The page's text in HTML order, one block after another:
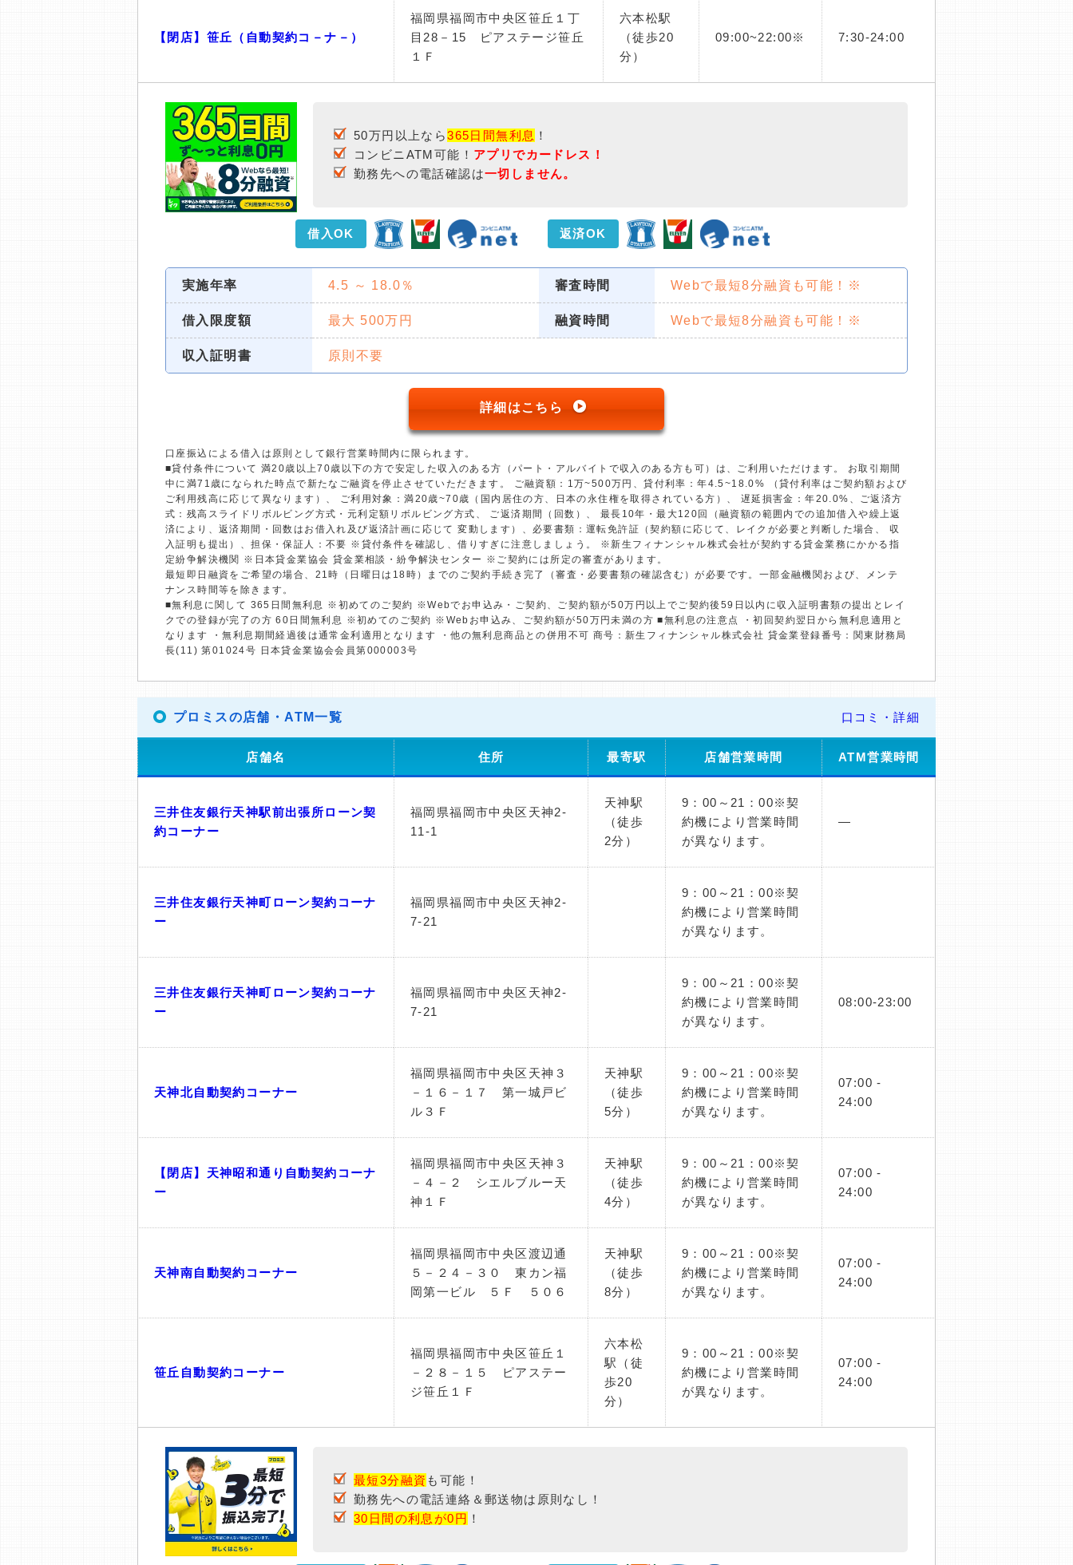
【閉店】笹丘（自動契約コ－ナ－）
福岡県福岡市中央区笹丘１丁
目28－15 ピアステージ笹丘
１Ｆ
六本松駅
（徒歩20
分）
09:00~22:00※ 7:30-24:00
50万円以上なら365日間無利息 ！
コンビニATM可能！ アプリでカードレス！
勤務先への電話確認は一切しません。
借入OK 返済OK
実施年率 4.5 ～ 18.0％ 審査時間 Webで最短8分融資も可能！※
借入限度額 最大 500万円 融資時間 Webで最短8分融資も可能！※
収入証明書 原則不要
詳細はこちら
口座振込による借入は原則として銀行営業時間内に限られます。
■貸付条件について 満20歳以上70歳以下の方で安定した収入のある方（パート・アルバイトで収入のある方も可）は、ご利用いただけます。 お取引期間
中に満71歳になられた時点で新たなご融資を停止させていただきます。 ご融資額：1万~500万円、貸付利率：年4.5~18.0% （貸付利率はご契約額および
ご利用残高に応じて異なります）、 ご利用対象：満20歳~70歳（国内居住の方、日本の永住権を取得されている方）、 遅延損害金：年20.0%、ご返済方
式：残高スライドリボルビング方式・元利定額リボルビング方式、 ご返済期間（回数）、 最長10年・最大120回（融資額の範囲内での追加借入や繰上返
済により、返済期間・回数はお借入れ及び返済計画に応じて 変動します）、必要書類：運転免許証（契約額に応じて、レイクが必要と判断した場合、 収
入証明も提出）、担保・保証人：不要 ※貸付条件を確認し、借りすぎに注意しましょう。 ※新生フィナンシャル株式会社が契約する貸金業務にかかる指
定紛争解決機関 ※日本貸金業協会 貸金業相談・紛争解決センター ※ご契約には所定の審査があります。
最短即日融資をご希望の場合、21時（日曜日は18時）までのご契約手続き完了（審査・必要書類の確認含む）が必要です。一部金融機関および、メンテ
ナンス時間等を除きます。
■無利息に関して 365日間無利息 ※初めてのご契約 ※Webでお申込み・ご契約、ご契約額が50万円以上でご契約後59日以内に収入証明書類の提出とレイ
クでの登録が完了の方 60日間無利息 ※初めてのご契約 ※Webお申込み、ご契約額が50万円未満の方 ■無利息の注意点 ・初回契約翌日から無利息適用と
なります ・無利息期間経過後は通常金利適用となります ・他の無利息商品との併用不可 商号：新生フィナンシャル株式会社 貸金業登録番号：関東財務局
長(11) 第01024号 日本貸金業協会会員第000003号
プロミスの店舗・ATM一覧 口コミ・詳細
店舗名 住所 最寄駅 店舗営業時間 ATM営業時間
三井住友銀行天神駅前出張所ローン契
約コーナー
福岡県福岡市中央区天神2-
11-1
天神駅
（徒歩
2分）
9：00～21：00※契
約機により営業時間
が異なります。
―
三井住友銀行天神町ローン契約コーナ
ー
福岡県福岡市中央区天神2-
7-21
9：00～21：00※契
約機により営業時間
が異なります。
三井住友銀行天神町ローン契約コーナ
ー
福岡県福岡市中央区天神2-
7-21
9：00～21：00※契
約機により営業時間
が異なります。
08:00-23:00
天神北自動契約コーナー
福岡県福岡市中央区天神３
－１６－１７ 第一城戸ビ
ル３Ｆ
天神駅
（徒歩
5分）
9：00～21：00※契
約機により営業時間
が異なります。
07:00 -
24:00
【閉店】天神昭和通り自動契約コーナ
ー
福岡県福岡市中央区天神３
－４－２ シエルブルー天
神１Ｆ
天神駅
（徒歩
4分）
9：00～21：00※契
約機により営業時間
が異なります。
07:00 -
24:00
天神南自動契約コーナー
福岡県福岡市中央区渡辺通
５－２４－３０ 東カン福
岡第一ビル ５Ｆ ５０６
天神駅
（徒歩
8分）
9：00～21：00※契
約機により営業時間
が異なります。
07:00 -
24:00
笹丘自動契約コーナー
福岡県福岡市中央区笹丘１
－２８－１５ ピアステー
ジ笹丘１Ｆ
六本松
駅（徒
歩20
分）
9：00～21：00※契
約機により営業時間
が異なります。
07:00 -
24:00
最短3分融資 も可能！
勤務先への電話連絡＆郵送物は原則なし！
30日間の利息が0円 ！